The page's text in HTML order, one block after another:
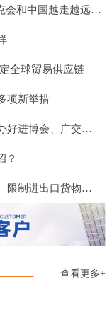
贸易暴跌28%！立陶宛给了“警示”，捷克会和中国越走越远么？
全球贸易供应链
项新举措
商务部：今年全面恢复线下贸易展会，办好进博会、广交会等重点展会
？
商务部：研究制定海南自由贸易港禁止、限制进出口货物物品清单
查看更多+